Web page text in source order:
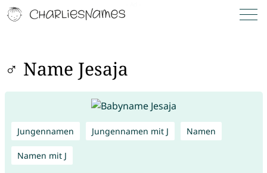
♂ Name Jesaja
Jungennamen Jungennamen mit J Namen
Namen mit J